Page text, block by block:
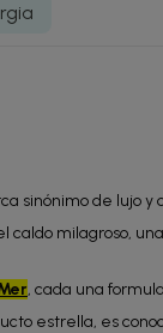
sinónimo de lujo
caldo milagroso,
, cada una
estrella, es